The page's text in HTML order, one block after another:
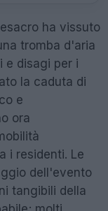
ha vissuto
tromba d'aria
e disagi per i
la caduta di
e
ora
i residenti. Le
dell'evento
tangibili della